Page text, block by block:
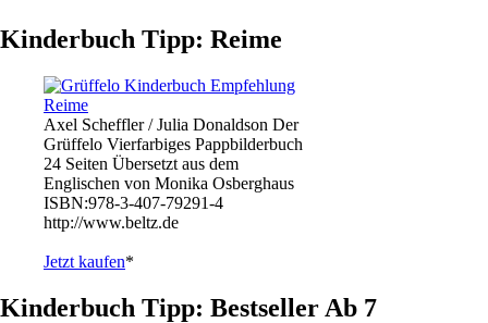
Kinderbuch Tipp: Reime
Axel Scheffler / Julia Donaldson Der
Grüffelo Vierfarbiges Pappbilderbuch
24 Seiten Übersetzt aus dem
Englischen von Monika Osberghaus
ISBN:978-3-407-79291-4
http://www.beltz.de
Jetzt kaufen*
Kinderbuch Tipp: Bestseller Ab 7